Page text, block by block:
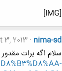
[IMG]
nima-sd
3, 2013
سلام اگه برات